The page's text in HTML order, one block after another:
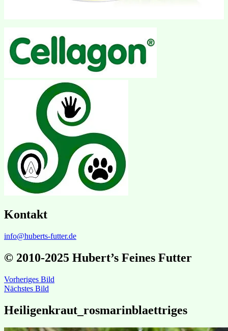
Kontakt
info@huberts-futter.de
© 2010-2025 Hubert’s Feines Futter
Vorheriges Bild
Nächstes Bild
Heiligenkraut_rosmarinblaettriges